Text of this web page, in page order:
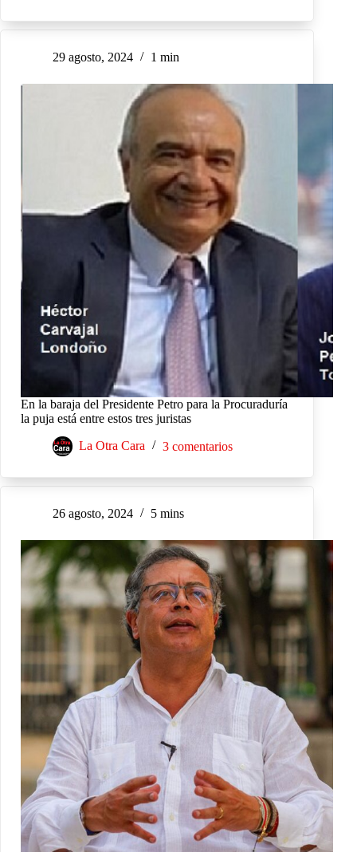
29 agosto, 2024 1 min
En la baraja del Presidente Petro para la Procuraduría
la puja está entre estos tres juristas
La Otra Cara 3 comentarios
26 agosto, 2024 5 mins